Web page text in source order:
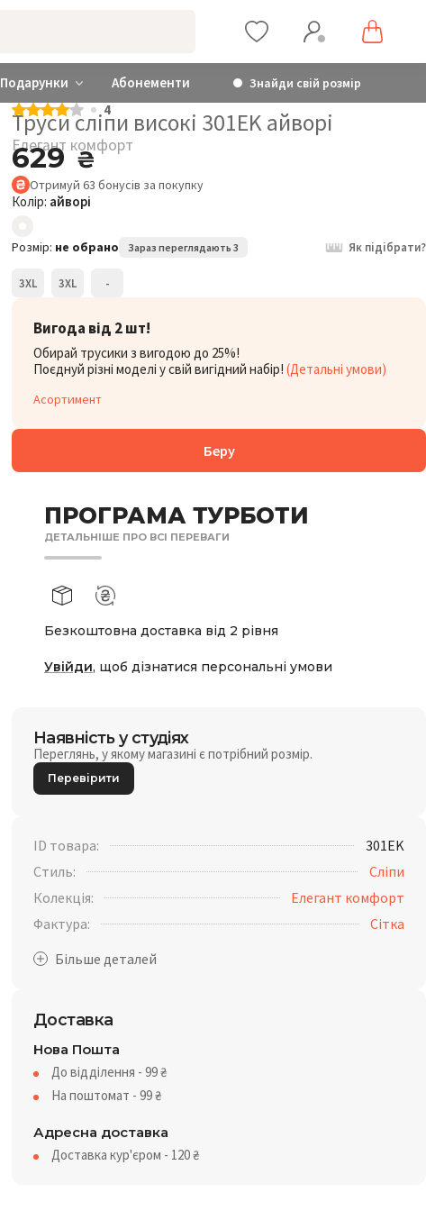
Подарунки Абонементи Знайди свій розмір
4
Труси сліпи високі 301EK айворі
Елегант комфорт
629₴
Отримуй 63 бонусів за покупку
Колір: айворі
Розмір: не обрано Зараз переглядають 3 Як підібрати?
3XL 3XL -
Вигода від 2 шт!
Обирай трусики з вигодою до 25%!
Поєднуй різні моделі у свій вигідний набір! (Детальні умови)
Асортимент
Беру
ПРОГРАМА ТУРБОТИ
ДЕТАЛЬНІШЕ ПРО ВСІ ПЕРЕВАГИ
Безкоштовна доставка від 2 рівня
Увійди, щоб дізнатися персональні умови
Наявність у студіях
Переглянь, у якому магазині є потрібний розмір.
Перевірити
ID товара:
301EK
Стиль:
Сліпи
Колекція:
Елегант комфорт
Фактура:
Сітка
Доставка
Нова Пошта
До відділення - 99₴
На поштомат - 99₴
Адресна доставка
Доставка кур'єром - 120₴
Розмір: